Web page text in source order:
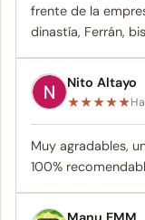
frente de la
dinastía, Ferrán,
Nito Altayo
★★★★★
Muy agradables,
100%